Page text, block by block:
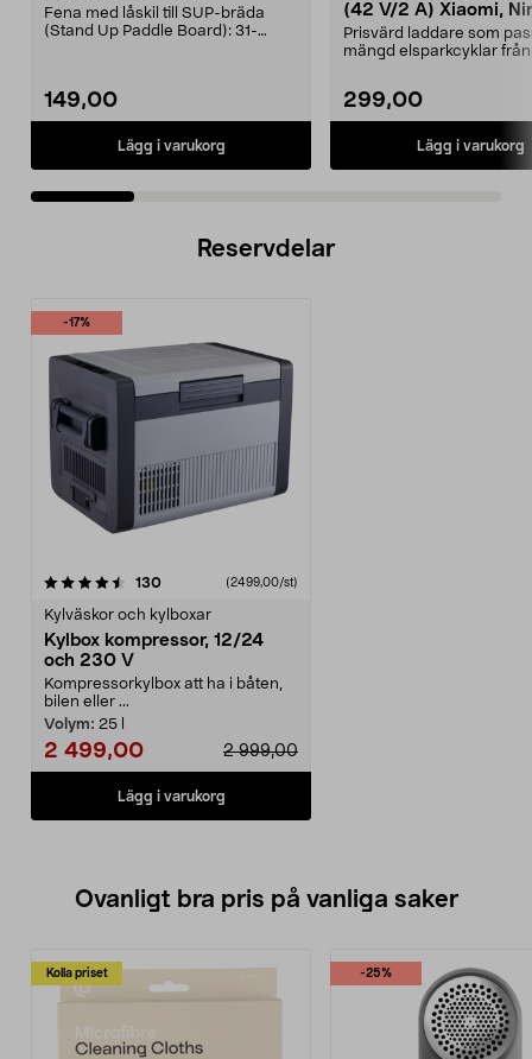
Fena med låskil till SUP-bräda
(Stand Up Paddle Board): 31-
149,00
Lägg i varukorg
(42 V/2 A) Xiaomi,
E-Way m.fl.
Prisvärd laddare som
mängd elsparkcyklar från
299,00
Lägg i varukorg
Reservdelar
-17%
130recensioner(2499,00/st)
Kylväskor och kylboxar
Kylbox kompressor, 12/24
och 230 V
Kompressorkylbox att ha i båten,
bilen eller ...
Volym: 25 l
2 999,00
2 499,00
Lägg i varukorg
Ovanligt bra pris på vanliga saker
Kolla priset -25%